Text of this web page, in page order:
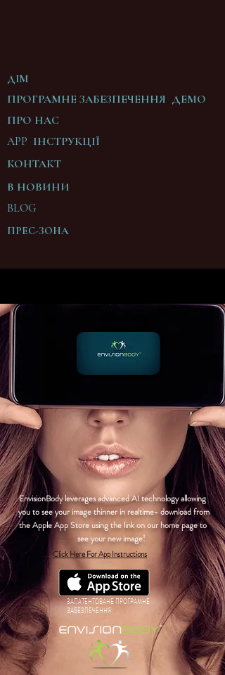
ДІМ
В НОВИНИ
ПРЕС-ЗОНА
ПРОГРАМНЕ ЗАБЕЗПЕЧЕННЯ ДЕМО
ПРО НАС
BLOG
APP ІНСТРУКЦІЇ
КОНТАКТ
EnvisionBody leverages advanced AI technology allowing
you to see your image thinner in realtime- download from
the Apple App Store using the link on our home page to
see your new image!
Click Here For App Instructions
ЗАПАТЕНТОВАНЕ ПРОГРАМНЕ
ЗАБЕЗПЕЧЕННЯ